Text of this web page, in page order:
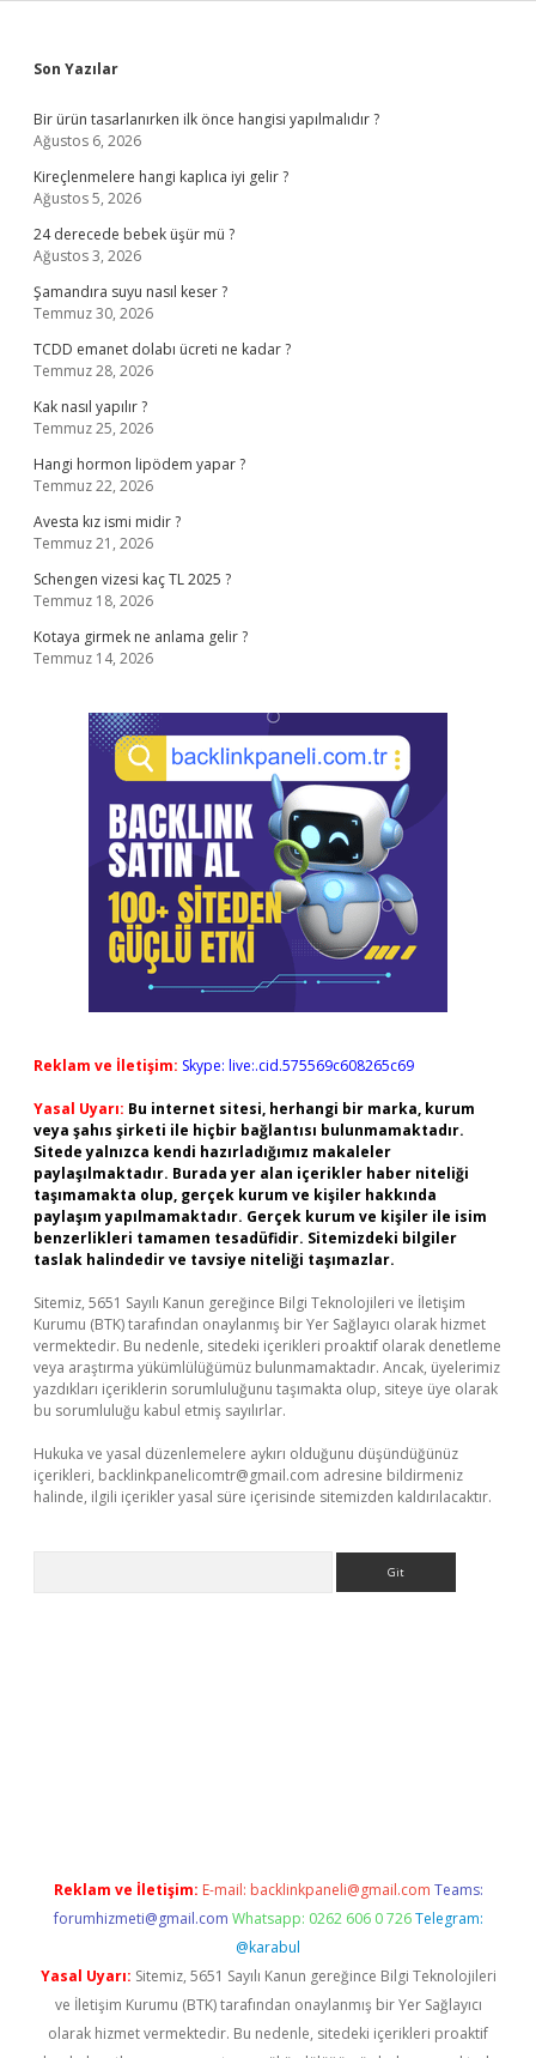
Sidebar
Son Yazılar
Bir ürün tasarlanırken ilk önce hangisi yapılmalıdır ?
Ağustos 6, 2026
Kireçlenmelere hangi kaplıca iyi gelir ?
Ağustos 5, 2026
24 derecede bebek üşür mü ?
Ağustos 3, 2026
Şamandıra suyu nasıl keser ?
Temmuz 30, 2026
TCDD emanet dolabı ücreti ne kadar ?
Temmuz 28, 2026
Kak nasıl yapılır ?
Temmuz 25, 2026
Hangi hormon lipödem yapar ?
Temmuz 22, 2026
Avesta kız ismi midir ?
Temmuz 21, 2026
Schengen vizesi kaç TL 2025 ?
Temmuz 18, 2026
Kotaya girmek ne anlama gelir ?
Temmuz 14, 2026
Reklam ve İletişim: Skype: live:.cid.575569c608265c69
Yasal Uyarı: Bu internet sitesi, herhangi bir marka, kurum
veya şahıs şirketi ile hiçbir bağlantısı bulunmamaktadır.
Sitede yalnızca kendi hazırladığımız makaleler
paylaşılmaktadır. Burada yer alan içerikler haber niteliği
taşımamakta olup, gerçek kurum ve kişiler hakkında
paylaşım yapılmamaktadır. Gerçek kurum ve kişiler ile isim
benzerlikleri tamamen tesadüfidir. Sitemizdeki bilgiler
taslak halindedir ve tavsiye niteliği taşımazlar.
Sitemiz, 5651 Sayılı Kanun gereğince Bilgi Teknolojileri ve İletişim
Kurumu (BTK) tarafından onaylanmış bir Yer Sağlayıcı olarak hizmet
vermektedir. Bu nedenle, sitedeki içerikleri proaktif olarak denetleme
veya araştırma yükümlülüğümüz bulunmamaktadır. Ancak, üyelerimiz
yazdıkları içeriklerin sorumluluğunu taşımakta olup, siteye üye olarak
bu sorumluluğu kabul etmiş sayılırlar.
Hukuka ve yasal düzenlemelere aykırı olduğunu düşündüğünüz
içerikleri, backlinkpanelicomtr@gmail.com adresine bildirmeniz
halinde, ilgili içerikler yasal süre içerisinde sitemizden kaldırılacaktır.
Reklam ve İletişim: E-mail: backlinkpaneli@gmail.com Teams:
forumhizmeti@gmail.com Whatsapp: 0262 606 0 726 Telegram:
@karabul
Yasal Uyarı: Sitemiz, 5651 Sayılı Kanun gereğince Bilgi Teknolojileri
ve İletişim Kurumu (BTK) tarafından onaylanmış bir Yer Sağlayıcı
olarak hizmet vermektedir. Bu nedenle, sitedeki içerikleri proaktif